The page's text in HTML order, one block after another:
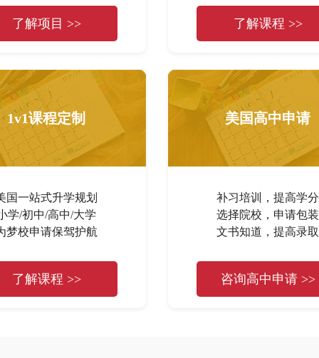
了解项目 >> 了解课程 >>
1v1课程定制
国一站式升学规划
学/初中/高中/大学
梦校申请保驾护航
了解课程 >>
美国高中申请
补习培训，提高学分
选择院校，申请包装
文书知道，提高录取
咨询高中申请 >>